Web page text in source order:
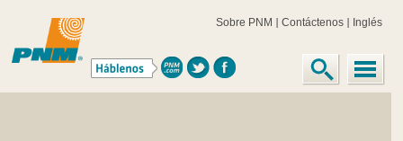
Sobre PNM Contáctenos Inglés